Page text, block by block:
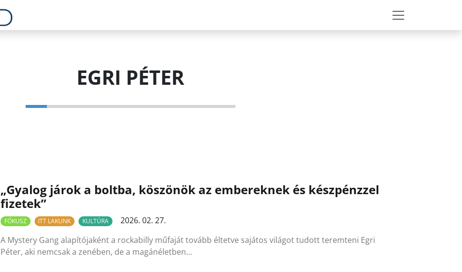
EGRI PÉTER
„Gyalog járok a boltba, köszönök az embereknek és készpénzzel
fizetek”
FÓKUSZ ITT LAKUNK KULTÚRA
2026. 02. 27.
A Mystery Gang alapítójaként a rockabilly műfaját tovább éltetve sajátos világot tudott teremteni Egri
Péter, aki nemcsak a zenében, de a magánéletben…